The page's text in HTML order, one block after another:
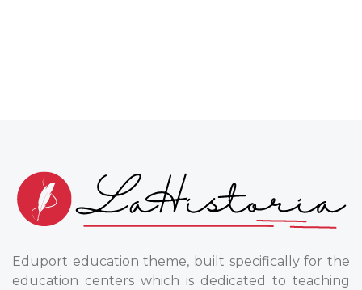
Eduport education theme, built specifically for the
education centers which is dedicated to teaching